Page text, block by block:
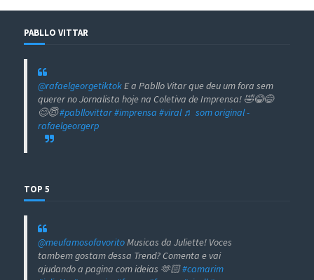
PABLLO VITTAR
@rafaelgeorgetiktokE a Pabllo Vitar que deu um fora sem
querer no Jornalista hoje na Coletiva de Imprensa! 🤣😂😅
😊😇#pabllovittar#imprensa #viral ♬ som original -
rafaelgeorgerp
TOP 5
@meufamosofavoritoMusicas da Juliette! Voces
tambem gostam dessa Trend? Comenta e vai
ajudando a pagina com ideias 🫶🏻#camarim